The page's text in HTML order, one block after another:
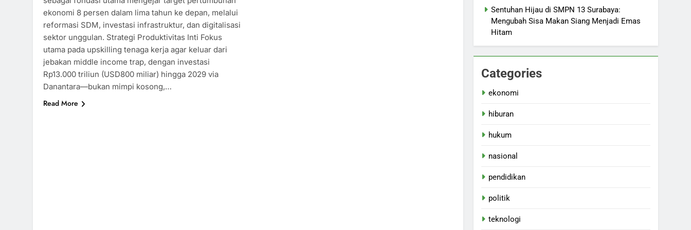
ekonomi 8 persen dalam lima tahun ke depan, melalui
reformasi SDM, investasi infrastruktur, dan digitalisasi
sektor unggulan.​ Strategi Produktivitas Inti Fokus
utama pada upskilling tenaga kerja agar keluar dari
jebakan middle income trap, dengan investasi
Rp13.000 triliun (USD800 miliar) hingga 2029 via
Danantara—bukan mimpi kosong,…
Read More
Sentuhan Hijau di SMPN 13 Surabaya:
Mengubah Sisa Makan Siang Menjadi Emas
Hitam
Categories
ekonomi
hiburan
hukum
nasional
pendidikan
politik
teknologi